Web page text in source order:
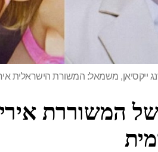
ייקסיאן, משמאל: המשורת הישראלית
המשוררת